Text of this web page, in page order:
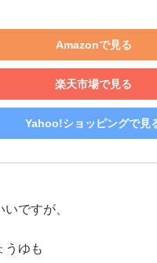
Amazonで見る
楽天市場で見る
Yahoo!ショッピングで見
ですが、
うゆも